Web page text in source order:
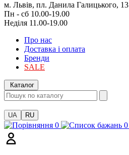
м. Львів, пл. Данила Галицького, 13
Пн - сб 10.00-19.00
Неділя 11.00-19.00
Про нас
Доставка і оплата
Бренди
SALE
Каталог
UA RU
0 0